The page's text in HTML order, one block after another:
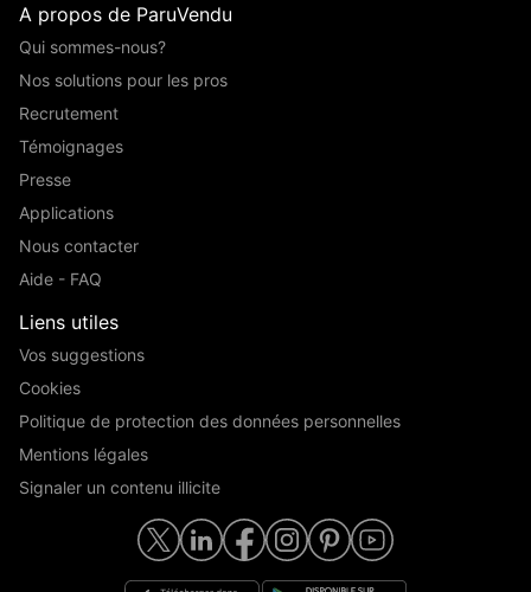
A propos de ParuVendu
Qui sommes-nous?
Nos solutions pour les pros
Recrutement
Témoignages
Presse
Applications
Nous contacter
Aide - FAQ
Liens utiles
Vos suggestions
Cookies
Politique de protection des données personnelles
Mentions légales
Signaler un contenu illicite